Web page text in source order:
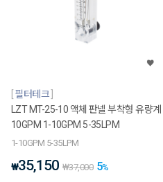
필터테크
LZT MT-25-10 액체 판넬 부착형 유량계
10GPM 1-10GPM 5-35LPM
1-10GPM 5-35LPM
₩35,150 ₩37,000 5%